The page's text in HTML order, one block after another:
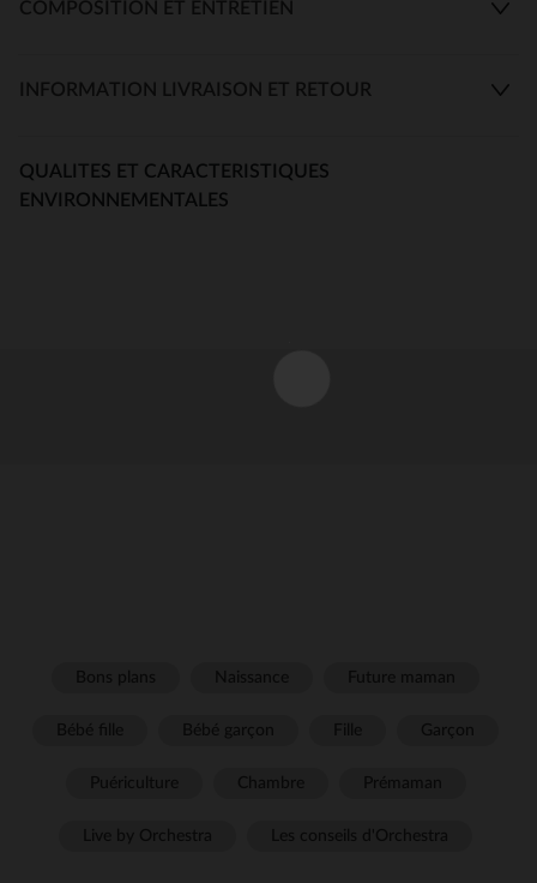
COMPOSITION ET ENTRETIEN
INFORMATION LIVRAISON ET RETOUR
QUALITES ET CARACTERISTIQUES
ENVIRONNEMENTALES